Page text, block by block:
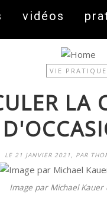
vidéos
VIE PRATIQUE
LA
LE 21 JANVIER 2021, PAR
Image par Michael Kauer